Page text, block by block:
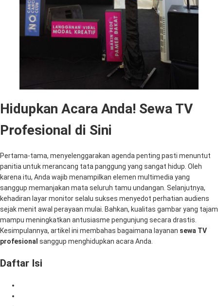
Hidupkan Acara Anda! Sewa TV
Profesional di Sini
Pertama-tama, menyelenggarakan agenda penting pasti menuntut
panitia untuk merancang tata panggung yang sangat hidup. Oleh
karena itu, Anda wajib menampilkan elemen multimedia yang
sanggup memanjakan mata seluruh tamu undangan. Selanjutnya,
kehadiran layar monitor selalu sukses menyedot perhatian audiens
sejak menit awal perayaan mulai. Bahkan, kualitas gambar yang tajam
mampu meningkatkan antusiasme pengunjung secara drastis.
Kesimpulannya, artikel ini membahas bagaimana layanan sewa TV
profesional sanggup menghidupkan acara Anda.
Daftar Isi